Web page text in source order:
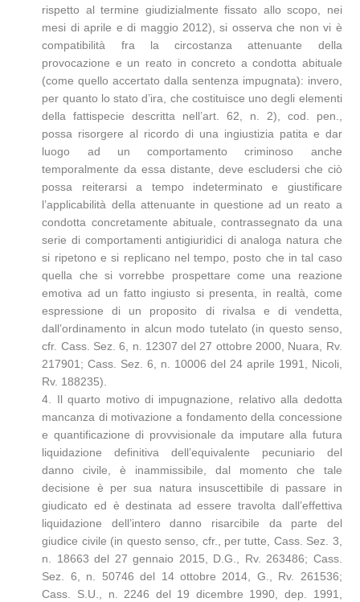
rispetto al termine giudizialmente fissato allo scopo, nei
mesi di aprile e di maggio 2012), si osserva che non vi è
compatibilità fra la circostanza attenuante della
provocazione e un reato in concreto a condotta abituale
(come quello accertato dalla sentenza impugnata): invero,
per quanto lo stato d’ira, che costituisce uno degli elementi
della fattispecie descritta nell’art. 62, n. 2), cod. pen.,
possa risorgere al ricordo di una ingiustizia patita e dar
luogo ad un comportamento criminoso anche
temporalmente da essa distante, deve escludersi che ciò
possa reiterarsi a tempo indeterminato e giustificare
l’applicabilità della attenuante in questione ad un reato a
condotta concretamente abituale, contrassegnato da una
serie di comportamenti antigiuridici di analoga natura che
si ripetono e si replicano nel tempo, posto che in tal caso
quella che si vorrebbe prospettare come una reazione
emotiva ad un fatto ingiusto si presenta, in realtà, come
espressione di un proposito di rivalsa e di vendetta,
dall’ordinamento in alcun modo tutelato (in questo senso,
cfr. Cass. Sez. 6, n. 12307 del 27 ottobre 2000, Nuara, Rv.
217901; Cass. Sez. 6, n. 10006 del 24 aprile 1991, Nicoli,
Rv. 188235).
4. Il quarto motivo di impugnazione, relativo alla dedotta
mancanza di motivazione a fondamento della concessione
e quantificazione di provvisionale da imputare alla futura
liquidazione definitiva dell’equivalente pecuniario del
danno civile, è inammissibile, dal momento che tale
decisione è per sua natura insuscettibile di passare in
giudicato ed è destinata ad essere travolta dall’effettiva
liquidazione dell’intero danno risarcibile da parte del
giudice civile (in questo senso, cfr., per tutte, Cass. Sez. 3,
n. 18663 del 27 gennaio 2015, D.G., Rv. 263486; Cass.
Sez. 6, n. 50746 del 14 ottobre 2014, G., Rv. 261536;
Cass. S.U., n. 2246 del 19 dicembre 1990, dep. 1991,